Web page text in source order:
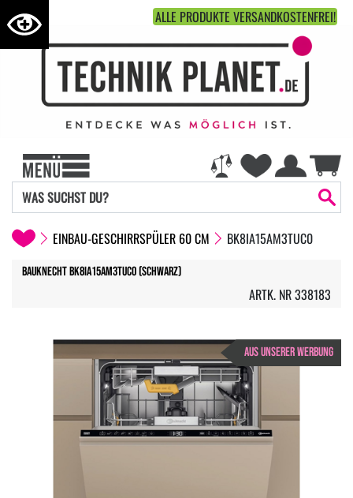
ALLE PRODUKTE VERSANDKOSTENFREI!
EINBAU-GESCHIRRSPÜLER 60 CM BK8IA15AM3TUC0
Bauknecht BK8IA15AM3TUC0 (Schwarz)
ARTK. NR 338183
AUS UNSERER WERBUNG